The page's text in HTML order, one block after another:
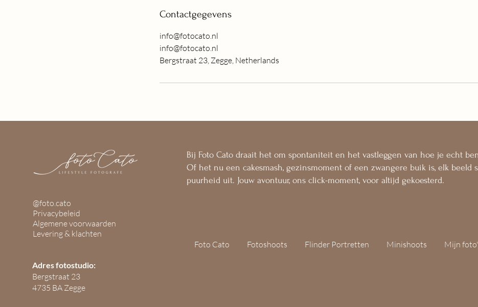
Contactgegevens
info@fotocato.nl
info@fotocato.nl
Bergstraat 23, Zegge, Netherlands
@foto.cato
Privacybeleid
Algemene voorwaarden
Levering & klachten
Adres fotostudio:
Bergstraat 23
4735 BA Zegge
Bij Foto Cato draait het om spontaniteit en het vastleggen van hoe je echt
Of het nu een cakesmash, gezinsmoment of een zwangere buik is, elk beeld
puurheid uit. Jouw avontuur, ons click-moment, voor altijd gekoesterd.
Foto Cato Fotoshoots Flinder Portretten Minishoots Mijn